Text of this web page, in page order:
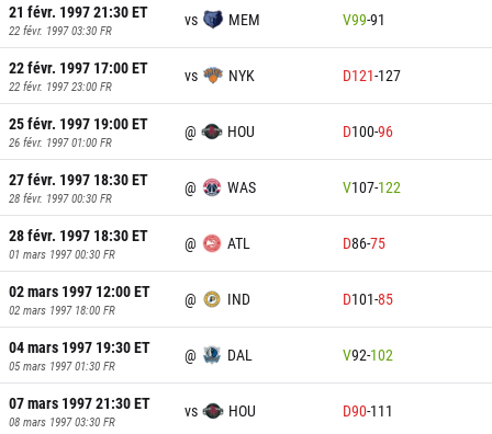
21 févr. 1997 21:30ET
22 févr. 1997 03:30 FR
vs MEM V99-91
22 févr. 1997 17:00ET
22 févr. 1997 23:00 FR
vs NYK D121-127
25 févr. 1997 19:00ET
26 févr. 1997 01:00 FR
@ HOU D100-96
27 févr. 1997 18:30ET
28 févr. 1997 00:30 FR
@ WAS V107-122
28 févr. 1997 18:30ET
01 mars 1997 00:30 FR
@ ATL D86-75
02 mars 1997 12:00ET
02 mars 1997 18:00 FR
@ IND D101-85
04 mars 1997 19:30ET
05 mars 1997 01:30 FR
@ DAL V92-102
07 mars 1997 21:30ET
08 mars 1997 03:30 FR
vs HOU D90-111